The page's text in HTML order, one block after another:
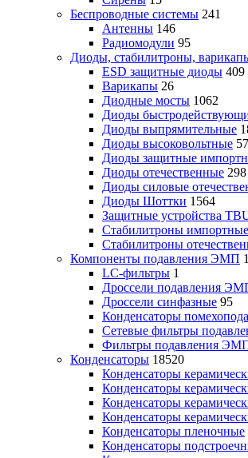
Беспроводные системы 241
Антенны 146
Радиомодули 95
Диоды, стабилитроны,
ESD защитные диоды 409
Варикапы 26
Диодные мосты 1062
Диоды
Диоды выпрямительные
Диоды высоковольтные 57
Диоды защитные
Диоды отечественные 298
Диоды силовые
Диоды Шоттки 1564
Защитные устройства
Стабилитроны импортные
Стабилитроны
Компоненты подавления ЭМП
LC-фильтры 1
Дроссели подавления
Дроссели синфазные 95
Конденсаторы
Сетевые фильтры
Фильтры подавления
Конденсаторы 18520
Конденсаторы
Конденсаторы
Конденсаторы
Конденсаторы
Конденсаторы пленочные
Конденсаторы